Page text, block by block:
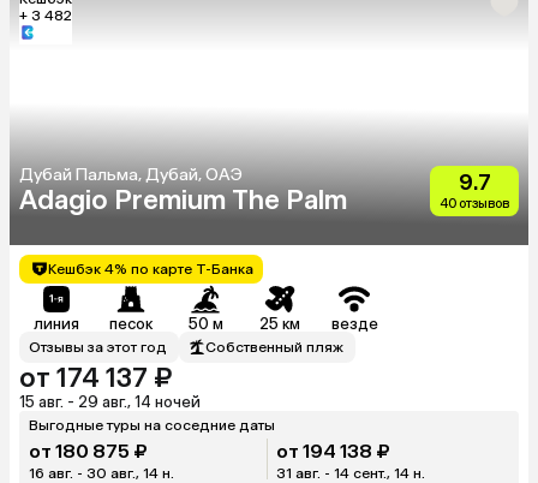
+ 3 482
Дубай Пальма, Дубай, ОАЭ
Adagio Premium The Palm
9.7
40 отзывов
Кешбэк 4% по карте Т-Банка
линия песок 50 м 25 км везде
Отзывы за этот год Собственный пляж
от 174 137 ₽
15 авг. - 29 авг., 14 ночей
Выгодные туры на соседние даты
от 180 875 ₽
16 авг. - 30 авг., 14 н.
от 194 138 ₽
31 авг. - 14 сент., 14 н.